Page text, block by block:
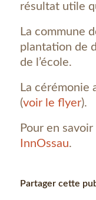
résultat utile
La commune
plantation de
de l’école.
La cérémonie
(voir le flyer).
Pour en savoir
InnOssau.
Partager cette